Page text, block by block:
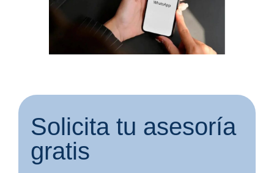
Solicita tu asesoría
gratis